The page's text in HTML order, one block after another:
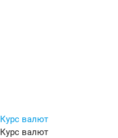
Курс валют
Курс валют